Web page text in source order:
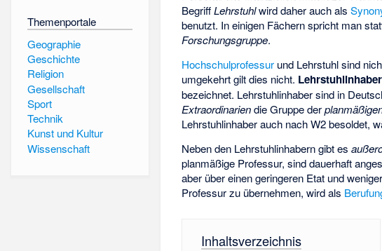
Themenportale
Geographie
Geschichte
Religion
Gesellschaft
Sport
Technik
Kunst und Kultur
Wissenschaft
BegriffLehrstuhlwird daher auch als
benutzt. In einigen Fächern spricht man
Forschungsgruppe.
Hochschulprofessur und Lehrstuhl sind
umgekehrt gilt dies nicht. Lehrstuhlinhaber
bezeichnet. Lehrstuhlinhaber sind in
Extraordinariendie Gruppe der
Lehrstuhlinhaber auch nach W2 besoldet,
Neben den Lehrstuhlinhabern gibt es
planmäßige Professur, sind dauerhaft
aber über einen geringeren Etat und
Professur zu übernehmen, wird als
Inhaltsverzeichnis